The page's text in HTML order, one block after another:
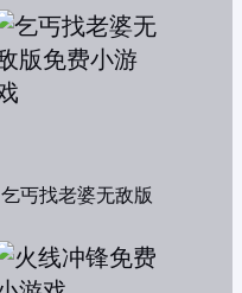
乞丐找老婆无敌版